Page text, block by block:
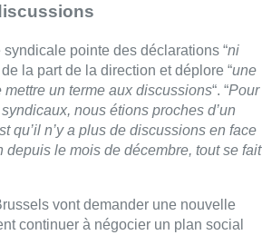
pointe des déclarations “ni
de la part de la direction et déplore “une
un terme aux discussions“. “Pour
nous étions proches d’un
qu’il n’y a plus de discussions en face
depuis le mois de décembre, tout se fait
vont demander une nouvelle
continuer à négocier un plan social